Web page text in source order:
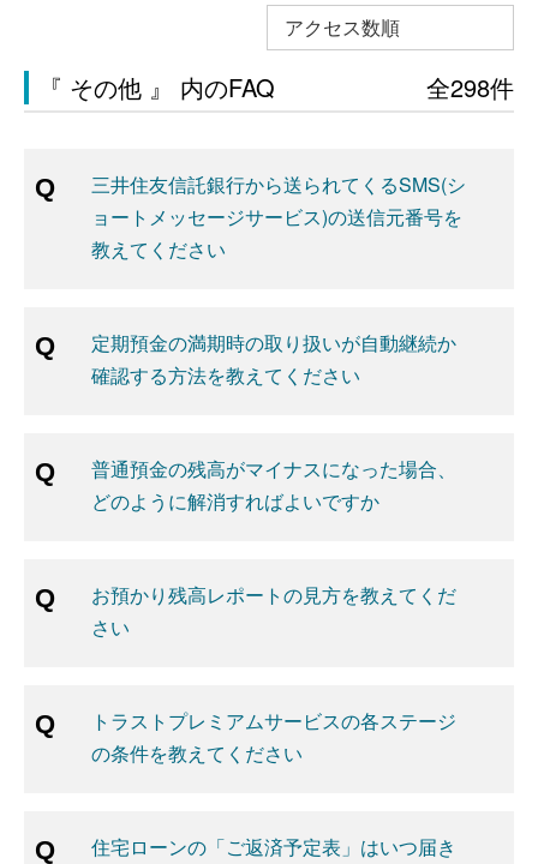
アクセス数順
『 その他 』 内のFAQ 全298件
三井住友信託銀行から送られてくるSMS(シ
ョートメッセージサービス)の送信元番号を
教えてください
定期預金の満期時の取り扱いが自動継続か
確認する方法を教えてください
普通預金の残高がマイナスになった場合、
どのように解消すればよいですか
お預かり残高レポートの見方を教えてくだ
さい
トラストプレミアムサービスの各ステージ
の条件を教えてください
住宅ローンの「ご返済予定表」はいつ届き